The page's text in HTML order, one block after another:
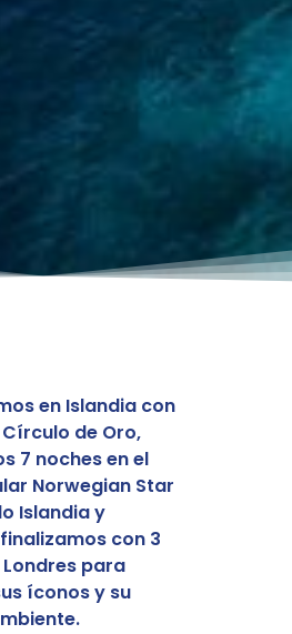
en Islandia con
de Oro,
7 noches en el
Norwegian Star
Islandia y
con 3
para
íconos y su